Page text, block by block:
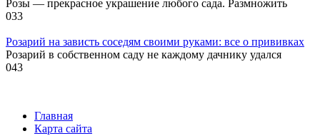
Розы — прекрасное украшение любого сада. Размножить
033
Розарий на зависть соседям своими руками: все о прививках
Розарий в собственном саду не каждому дачнику удался
043
Главная
Карта сайта